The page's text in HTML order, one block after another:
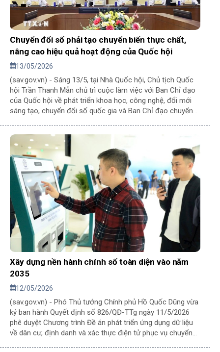
Chuyển đổi số phải tạo chuyển biến thực chất,
nâng cao hiệu quả hoạt động của Quốc hội
13/05/2026
(sav.gov.vn) - Sáng 13/5, tại Nhà Quốc hội, Chủ tịch Quốc
hội Trần Thanh Mẫn chủ trì cuộc làm việc với Ban Chỉ đạo
của Quốc hội về phát triển khoa học, công nghệ, đổi mới
sáng tạo, chuyển đổi số quốc gia và Ban Chỉ đạo chuyển
Xây dựng nền hành chính số toàn diện vào năm
2035
12/05/2026
(sav.gov.vn) - Phó Thủ tướng Chính phủ Hồ Quốc Dũng vừa
ký ban hành Quyết định số 826/QĐ-TTg ngày 11/5/2026
phê duyệt Chương trình Đề án phát triển ứng dụng dữ liệu
về dân cư, định danh và xác thực điện tử phục vụ chuyển